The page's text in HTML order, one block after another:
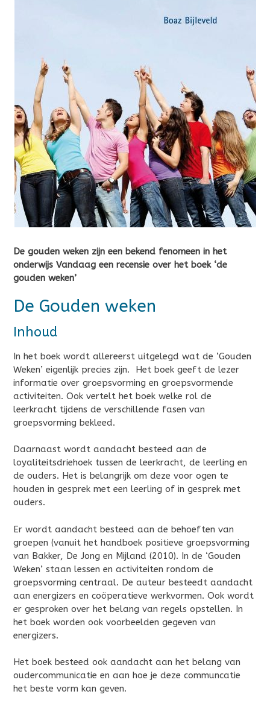
De gouden weken zijn een bekend fenomeen in het
onderwijs Vandaag een recensie over het boek ‘de
gouden weken’
De Gouden weken
Inhoud
In het boek wordt allereerst uitgelegd wat de ‘Gouden
Weken’ eigenlijk precies zijn. Het boek geeft de lezer
informatie over groepsvorming en groepsvormende
activiteiten. Ook vertelt het boek welke rol de
leerkracht tijdens de verschillende fasen van
groepsvorming bekleed.
Daarnaast wordt aandacht besteed aan de
loyaliteitsdriehoek tussen de leerkracht, de leerling en
de ouders. Het is belangrijk om deze voor ogen te
houden in gesprek met een leerling of in gesprek met
ouders.
Er wordt aandacht besteed aan de behoeften van
groepen (vanuit het handboek positieve groepsvorming
van Bakker, De Jong en Mijland (2010). In de ‘Gouden
Weken’ staan lessen en activiteiten rondom de
groepsvorming centraal. De auteur besteedt aandacht
aan energizers en coöperatieve werkvormen. Ook wordt
er gesproken over het belang van regels opstellen. In
het boek worden ook voorbeelden gegeven van
energizers.
Het boek besteed ook aandacht aan het belang van
oudercommunicatie en aan hoe je deze communcatie
het beste vorm kan geven.